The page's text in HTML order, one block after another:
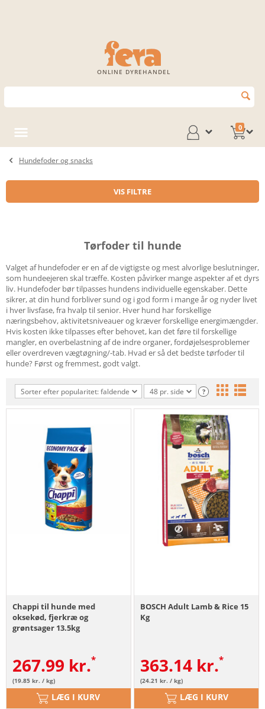
ONLINE DYREHANDEL
0
Hundefoder og snacks
VIS FILTRE
Tørfoder til hunde
Valget af hundefoder er en af de vigtigste og mest alvorlige beslutninger,
som hundeejeren skal træffe. Kosten påvirker mange aspekter af et dyrs
liv. Hundefoder bør tilpasses hundens individuelle egenskaber. Dette
sikrer, at din hund forbliver sund og i god form i mange år og nyder livet
i hver livsfase, fra hvalp til senior. Hver hund har forskellige
næringsbehov, aktivitetsniveauer og kræver forskellige energimængder.
Hvis kosten ikke tilpasses efter behovet, kan det føre til forskellige
mangler, en overbelastning af de indre organer, fordøjelsesproblemer
eller overdreven vægtøgning/-tab. Hvad er så det bedste tørfoder til
hunde? Først og fremmest, godt valgt.
Sorter efter popularitet: faldende 48 pr. side ?
Chappi til hunde med
oksekød, fjerkræ og
grøntsager 13.5kg
267.99 kr.
(19.85 kr. / kg)
LÆG I KURV
BOSCH Adult Lamb & Rice 15
Kg
363.14 kr.
(24.21 kr. / kg)
LÆG I KURV